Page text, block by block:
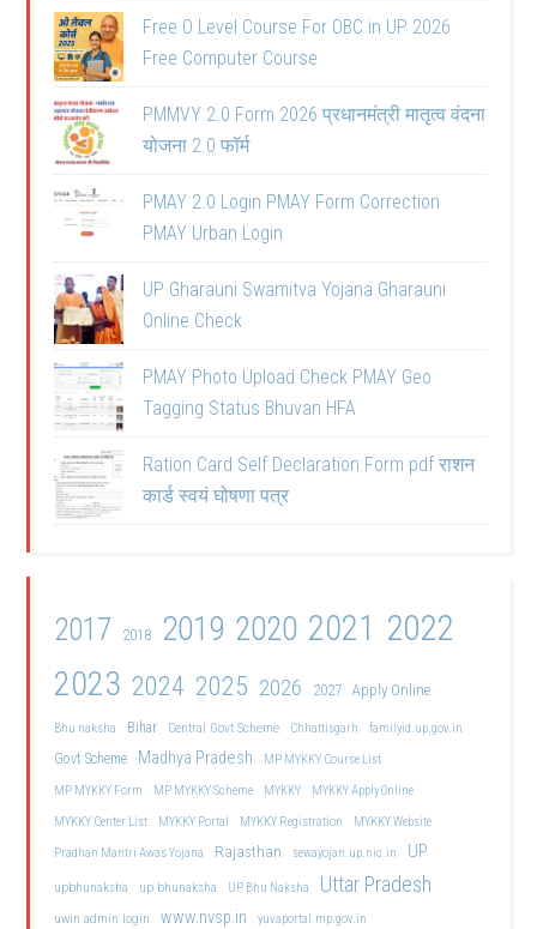
Free O Level Course For OBC in UP 2026
Free Computer Course
PMMVY 2.0 Form 2026 प्रधानमंत्री मातृत्व वंदना
योजना 2.0 फॉर्म
PMAY 2.0 Login PMAY Form Correction
PMAY Urban Login
UP Gharauni Swamitva Yojana Gharauni
Online Check
PMAY Photo Upload Check PMAY Geo
Tagging Status Bhuvan HFA
Ration Card Self Declaration Form pdf राशन
कार्ड स्वयं घोषणा पत्र
2017 2018 2019 2020 2021 2022
2023 2024 2025 2026 2027 Apply Online
Bhu naksha Bihar Central Govt Scheme Chhattisgarh familyid.up.gov.in
Govt Scheme Madhya Pradesh
MP MYKKY Course List
MP MYKKY Form
MP MYKKY Scheme MYKKY
MYKKY Apply Online
MYKKY Center List
MYKKY Portal MYKKY Registration
MYKKY Website
Pradhan Mantri Awas Yojana
Rajasthan sewayojan.up.nic.in UP
upbhunaksha up bhunaksha UP Bhu Naksha Uttar Pradesh
uwin admin login www.nvsp.in
yuvaportal.mp.gov.in